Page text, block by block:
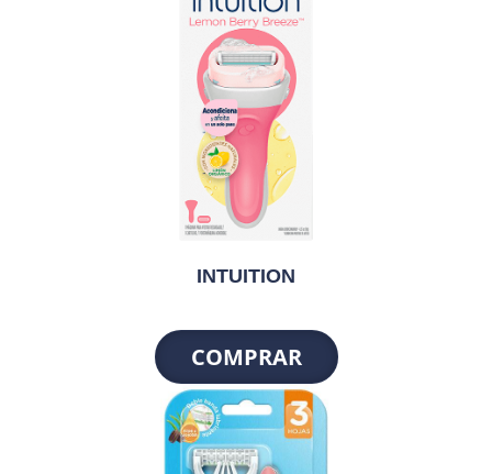
INTUITION
COMPRAR